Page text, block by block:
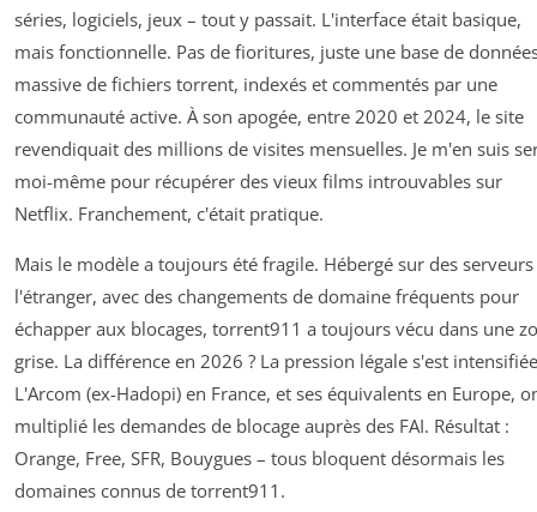
séries, logiciels, jeux – tout y passait. L'interface était basique,
mais fonctionnelle. Pas de fioritures, juste une base de
massive de fichiers torrent, indexés et commentés par une
communauté active. À son apogée, entre 2020 et 2024, le site
revendiquait des millions de visites mensuelles. Je m'en suis
moi-même pour récupérer des vieux films introuvables sur
Netflix. Franchement, c'était pratique.
Mais le modèle a toujours été fragile. Hébergé sur des serveurs
l'étranger, avec des changements de domaine fréquents pour
échapper aux blocages, torrent911 a toujours vécu dans une
grise. La différence en 2026 ? La pression légale s'est
L'Arcom (ex-Hadopi) en France, et ses équivalents en Europe,
multiplié les demandes de blocage auprès des FAI. Résultat :
Orange, Free, SFR, Bouygues – tous bloquent désormais les
domaines connus de torrent911.